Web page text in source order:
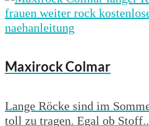
Maxirock Colmar
Lange Röcke sind im
toll zu tragen. Egal ob